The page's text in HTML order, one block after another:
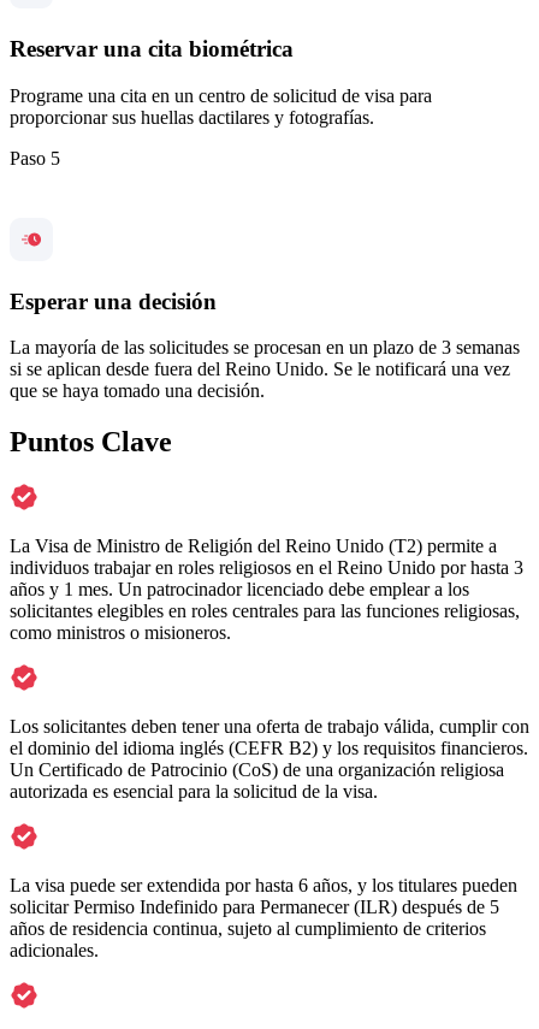
Reservar una cita biométrica
Programe una cita en un centro de solicitud de visa para
proporcionar sus huellas dactilares y fotografías.
Paso 5
Esperar una decisión
La mayoría de las solicitudes se procesan en un plazo de 3 semanas
si se aplican desde fuera del Reino Unido. Se le notificará una vez
que se haya tomado una decisión.
Puntos Clave
La Visa de Ministro de Religión del Reino Unido (T2) permite a
individuos trabajar en roles religiosos en el Reino Unido por hasta 3
años y 1 mes. Un patrocinador licenciado debe emplear a los
solicitantes elegibles en roles centrales para las funciones religiosas,
como ministros o misioneros.
Los solicitantes deben tener una oferta de trabajo válida, cumplir con
el dominio del idioma inglés (CEFR B2) y los requisitos financieros.
Un Certificado de Patrocinio (CoS) de una organización religiosa
autorizada es esencial para la solicitud de la visa.
La visa puede ser extendida por hasta 6 años, y los titulares pueden
solicitar Permiso Indefinido para Permanecer (ILR) después de 5
años de residencia continua, sujeto al cumplimiento de criterios
adicionales.